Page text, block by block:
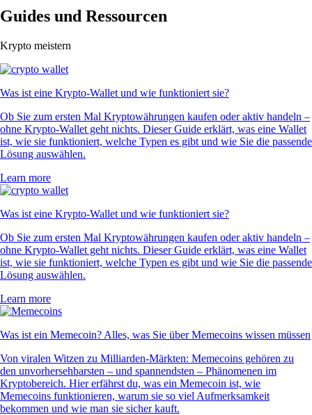
Guides und Ressourcen
Krypto meistern
Was ist eine Krypto-Wallet und wie funktioniert sie?
Ob Sie zum ersten Mal Kryptowährungen kaufen oder aktiv handeln –
ohne Krypto-Wallet geht nichts. Dieser Guide erklärt, was eine Wallet
ist, wie sie funktioniert, welche Typen es gibt und wie Sie die passende
Lösung auswählen.
Learn more
Was ist eine Krypto-Wallet und wie funktioniert sie?
Ob Sie zum ersten Mal Kryptowährungen kaufen oder aktiv handeln –
ohne Krypto-Wallet geht nichts. Dieser Guide erklärt, was eine Wallet
ist, wie sie funktioniert, welche Typen es gibt und wie Sie die passende
Lösung auswählen.
Learn more
Was ist ein Memecoin? Alles, was Sie über Memecoins wissen müssen
Von viralen Witzen zu Milliarden-Märkten: Memecoins gehören zu
den unvorhersehbarsten – und spannendsten – Phänomenen im
Kryptobereich. Hier erfährst du, was ein Memecoin ist, wie
Memecoins funktionieren, warum sie so viel Aufmerksamkeit
bekommen und wie man sie sicher kauft.